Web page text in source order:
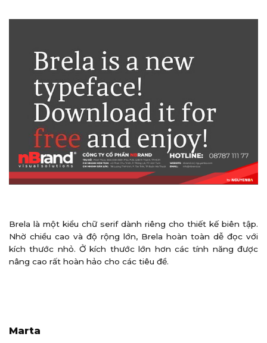
Brela là một kiểu chữ serif dành riêng cho thiết kế biên tập.
Nhờ chiều cao và độ rộng lớn, Brela hoàn toàn dễ đọc với
kích thước nhỏ. Ở kích thước lớn hơn các tính năng được
nâng cao rất hoàn hảo cho các tiêu đề.
Marta